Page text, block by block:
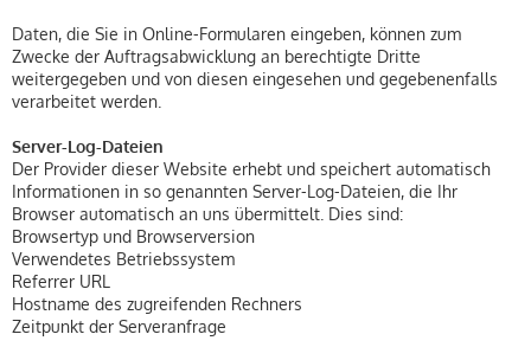
Daten, die Sie in Online-Formularen eingeben, können zum
Zwecke der Auftragsabwicklung an berechtigte Dritte
weitergegeben und von diesen eingesehen und gegebenenfalls
verarbeitet werden.
Server-Log-Dateien
Der Provider dieser Website erhebt und speichert automatisch
Informationen in so genannten Server-Log-Dateien, die Ihr
Browser automatisch an uns übermittelt. Dies sind:
Browsertyp und Browserversion
Verwendetes Betriebssystem
Referrer URL
Hostname des zugreifenden Rechners
Zeitpunkt der Serveranfrage